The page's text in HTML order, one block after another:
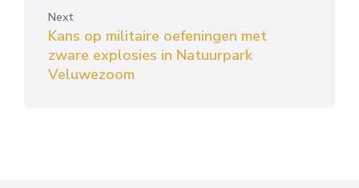
Next
Kans op militaire oefeningen met
zware explosies in Natuurpark
Veluwezoom